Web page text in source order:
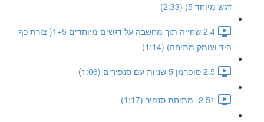
דגש מיוחד 5) (2:33)
2.4 שחייה תוך מחשבה על דגשים מיוחדים 1+5( צורת כף
היד ועומק מתיחה) (1:14)
2.5 סופרמן 5 שניות עם סנפירים (1:06)
2.51- מתיחת סנפיר (1:17)